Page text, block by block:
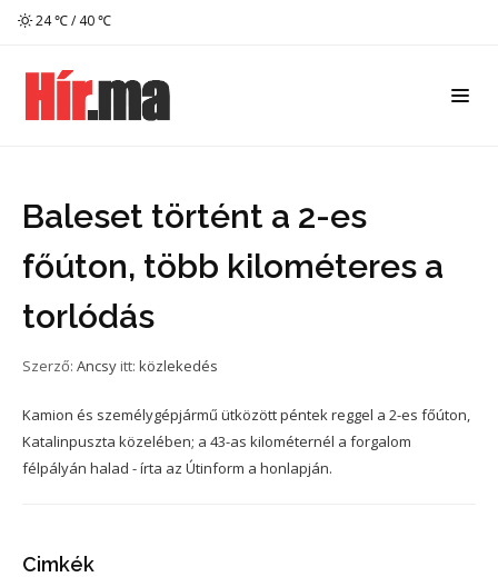
24 ℃ / 40 ℃
Baleset történt a 2-es
főúton, több kilométeres a
torlódás
Szerző: Ancsy itt: közlekedés
Kamion és személygépjármű ütközött péntek reggel a 2-es főúton,
Katalinpuszta közelében; a 43-as kilométernél a forgalom
félpályán halad - írta az Útinform a honlapján.
Cimkék